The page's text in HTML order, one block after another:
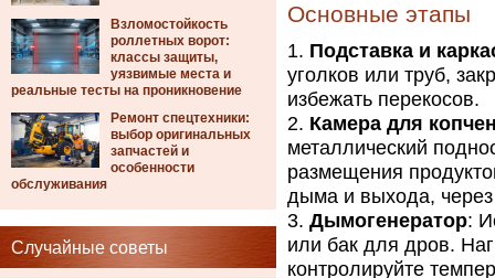
Взломостойкость
роллетных ворот:
классы защиты,
уязвимые места и
реальные тесты на проникновение
Ремонт спецтехники:
выбор оригинальных
запчастей и
особенности
обслуживания
Случайные советы
Основные этапы
Подставка и
уголков или труб,
избежать перекосов.
Камера для
металлический
размещения
дыма и выхода,
Дымогенератор:
или бак для дров.
контролируйте